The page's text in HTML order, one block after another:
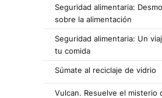
Seguridad alimentaria:
sobre la alimentación
Seguridad alimentaria: Un
tu comida
Súmate al reciclaje de vidrio
Vulcan. Resuelve el misterio